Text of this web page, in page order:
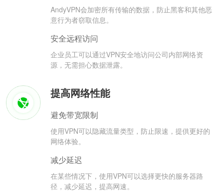
AndyVPN会加密所有传输的数据，防止黑客和其他恶
意行为者窃取信息。
安全远程访问
企业员工可以通过VPN安全地访问公司内部网络资
源，无需担心数据泄露。
提高网络性能
避免带宽限制
使用VPN可以隐藏流量类型，防止限速，提供更好的
网络体验。
减少延迟
在某些情况下，使用VPN可以选择更快的服务器路
径，减少延迟，提高网速。